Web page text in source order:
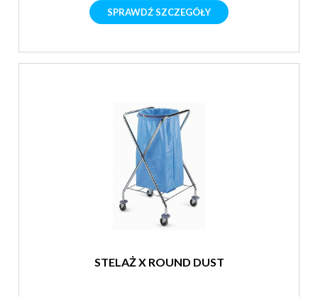
SPRAWDŹ SZCZEGÓŁY
STELAŻ X ROUND DUST